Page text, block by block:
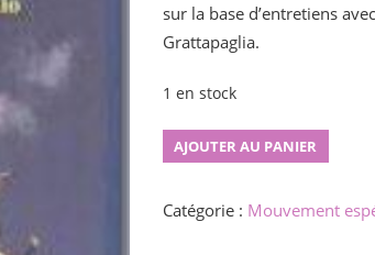
sur la base d’entretiens
Grattapaglia.
1 en stock
quantité
Bona
Espero
AJOUTER AU PANIER
Catégorie : Mouvement